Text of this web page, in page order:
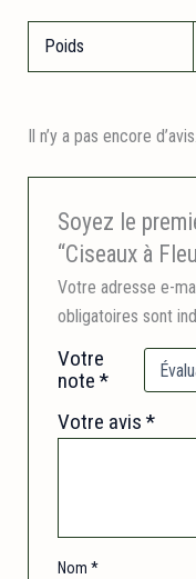
Poids
Il n’y a pas encore d’avis.
Soyez le
“Ciseaux à
Votre adresse e-
obligatoires sont
Votre
note*
Votre avis*
Nom*